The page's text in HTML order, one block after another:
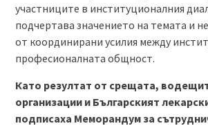
участниците в институционалния
подчертава значението на темата и
от координирани усилия между
професионалната общност.
Като резултат от срещата,
организации и Българският
подписаха Меморандум за